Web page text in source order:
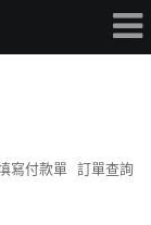
寫付款單 訂單查詢